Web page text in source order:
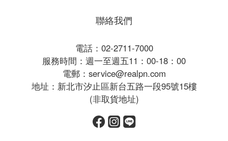
聯絡我們
電話：02-2711-7000
服務時間：週一至週五11：00-18：00
電郵：service@realpn.com
地址：新北市汐止區新台五路一段95號15樓
(非取貨地址)